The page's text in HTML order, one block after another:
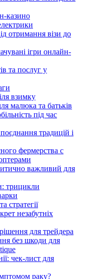
казино
отримання візи до
ігри онлайн-
та послуг у
взимку
малюка та батьків
під час
традицій і
фермерства с
важливий для
трицикли
стратегії
незабутніх
для трейдера
без шкоди для
чек-лист для
раку?